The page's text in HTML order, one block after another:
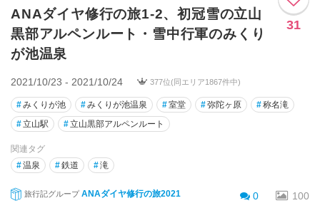
ANAダイヤ修行の旅1-2、初冠雪の立山
黒部アルペンルート・雪中行軍のみくり
が池温泉
31
2021/10/23 - 2021/10/24 377位(同エリア1867件中)
#みくりが池 #みくりが池温泉 #室堂 #弥陀ヶ原 #称名滝
#立山駅 #立山黒部アルペンルート
関連タグ
#温泉 #鉄道 #滝
旅行記グループ ANAダイヤ修行の旅2021 0 100